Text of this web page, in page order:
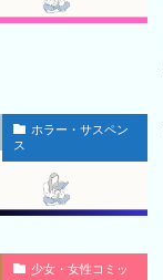
ホラー・サスペン
ス
少女・女性コミッ